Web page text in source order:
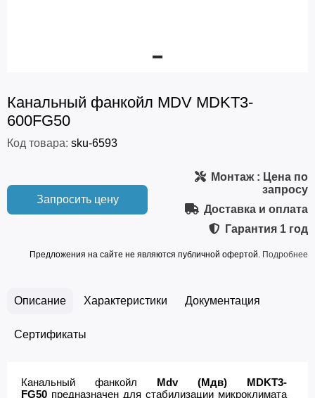
Канальный фанкойл MDV MDKT3-
600FG50
Код товара: sku-6593
Запросить цену
Монтаж: Цена по
запросу
Доставка и оплата
Гарантия 1 год
Предложения на сайте не являются публичной офертой. Подробнее
Описание Характеристики Документация
Сертификаты
Канальный фанкойл Mdv (Мдв) MDKT3-
FG50 предназначен для стабилизации микроклимата